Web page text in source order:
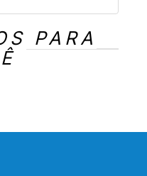
PARA